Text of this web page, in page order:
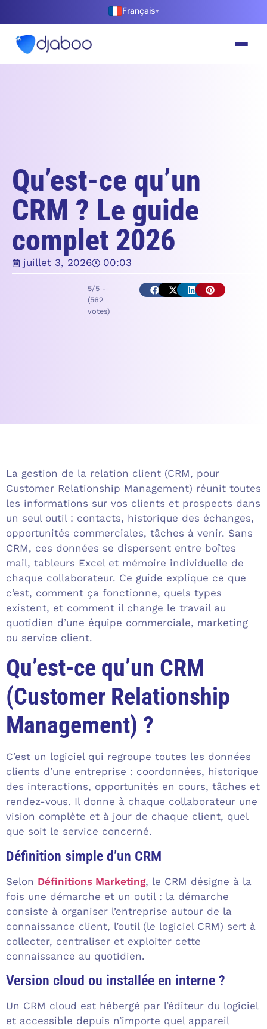
Français▾
Qu’est-ce qu’un
CRM ? Le guide
complet 2026
juillet 3, 2026 00:03
5/5 -
(562
votes)
La gestion de la relation client (CRM, pour
Customer Relationship Management) réunit toutes
les informations sur vos clients et prospects dans
un seul outil : contacts, historique des échanges,
opportunités commerciales, tâches à venir. Sans
CRM, ces données se dispersent entre boîtes
mail, tableurs Excel et mémoire individuelle de
chaque collaborateur. Ce guide explique ce que
c’est, comment ça fonctionne, quels types
existent, et comment il change le travail au
quotidien d’une équipe commerciale, marketing
ou service client.
Qu’est-ce qu’un CRM
(Customer Relationship
Management) ?
C’est un logiciel qui regroupe toutes les données
clients d’une entreprise : coordonnées, historique
des interactions, opportunités en cours, tâches et
rendez-vous. Il donne à chaque collaborateur une
vision complète et à jour de chaque client, quel
que soit le service concerné.
Définition simple d’un CRM
Selon Définitions Marketing, le CRM désigne à la
fois une démarche et un outil : la démarche
consiste à organiser l’entreprise autour de la
connaissance client, l’outil (le logiciel CRM) sert à
collecter, centraliser et exploiter cette
connaissance au quotidien.
Version cloud ou installée en interne ?
Un CRM cloud est hébergé par l’éditeur du logiciel
et accessible depuis n’importe quel appareil